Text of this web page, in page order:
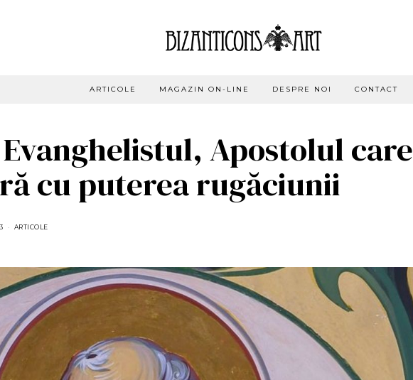
ARTICOLE MAGAZIN ON-LINE DESPRE NOI CONTACT
Apostolul care
cu puterea rugăciunii
ARTICOLE